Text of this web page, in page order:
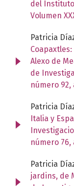
del
Volumen
Patricia
Alexo de
de
número 92,
Patricia
Italia y
número 76,
Patricia
jardins, de